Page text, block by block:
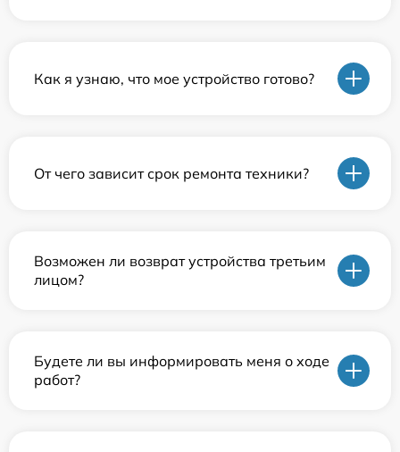
Как я узнаю, что мое устройство готово?
От чего зависит срок ремонта техники?
Возможен ли возврат устройства третьим
лицом?
Будете ли вы информировать меня о ходе
работ?